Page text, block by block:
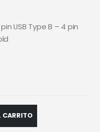
USB Type B – 4 pin
CARRITO